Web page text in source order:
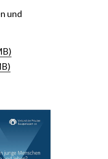
und